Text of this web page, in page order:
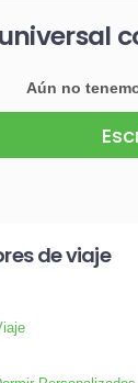
Aún no
de viaje